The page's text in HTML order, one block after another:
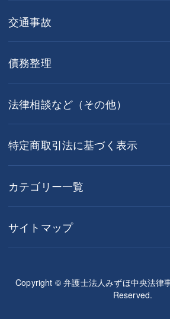
交通事故
債務整理
法律相談など（その他）
特定商取引法に基づく表示
カテゴリー一覧
サイトマップ
Copyright © 弁護士法人みずほ中央法律
Reserved.